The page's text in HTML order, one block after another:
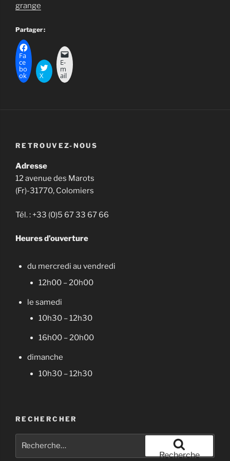
grange
Partager :
Fa
ce
bo
ok X
E-
m
ail
RETROUVEZ-NOUS
Adresse
12 avenue des Marots
(Fr)-31770, Colomiers
Tél. : +33 (0)5 67 33 67 66
Heures d’ouverture
du mercredi au vendredi
12h00 – 20h00
le samedi
10h30 – 12h30
16h00 – 20h00
dimanche
10h30 – 12h30
RECHERCHER
Recherche